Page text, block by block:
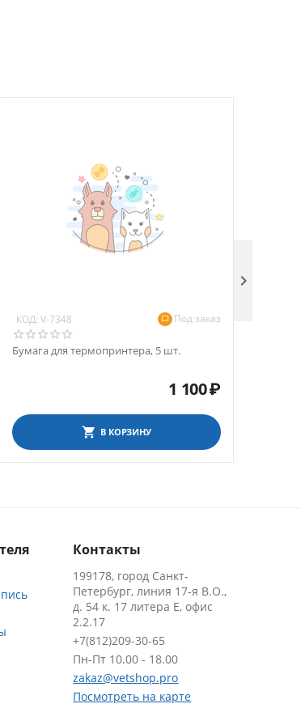
КОД: V-7348 Под заказ
Бумага для термопринтера, 5 шт.
1 100₽
В КОРЗИНУ

Контакты
199178, город Санкт-
Петербург, линия 17-я В.О.,
д. 54 к. 17 литера Е, офис
2.2.17
+7(812)209-30-65
Пн-Пт 10.00 - 18.00
zakaz@vetshop.pro
Посмотреть на карте